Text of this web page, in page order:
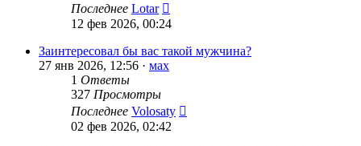
Последнее Lotar
12 фев 2026, 00:24
Заинтересовал бы вас такой мужчина?
27 янв 2026, 12:56 · мах
1 Ответы
327 Просмотры
Последнее Volosaty
02 фев 2026, 02:42